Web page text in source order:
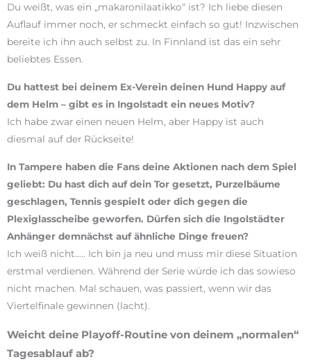
Du weißt, was ein „makaronilaatikko“ ist? Ich liebe diesen
Auflauf immer noch, er schmeckt einfach so gut! Inzwischen
bereite ich ihn auch selbst zu. In Finnland ist das ein sehr
beliebtes Essen.
Du hattest bei deinem Ex-Verein deinen Hund Happy auf
dem Helm – gibt es in Ingolstadt ein neues Motiv?
Ich habe zwar einen neuen Helm, aber Happy ist auch
diesmal auf der Rückseite!
In Tampere haben die Fans deine Aktionen nach dem Spiel
geliebt: Du hast dich auf dein Tor gesetzt, Purzelbäume
geschlagen, Tennis gespielt oder dich gegen die
Plexiglasscheibe geworfen. Dürfen sich die Ingolstädter
Anhänger demnächst auf ähnliche Dinge freuen?
Ich weiß nicht….. Ich bin ja neu und muss mir diese Situation
erstmal verdienen. Während der Serie würde ich das sowieso
nicht machen. Mal schauen, was passiert, wenn wir das
Viertelfinale gewinnen (lacht).
Weicht deine Playoff-Routine von deinem „normalen“
Tagesablauf ab?